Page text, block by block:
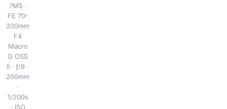
7M5
FE 70-
200mm
F4
Macro
G OSS
II
ƒ/9
200mm
1/200s
ISO